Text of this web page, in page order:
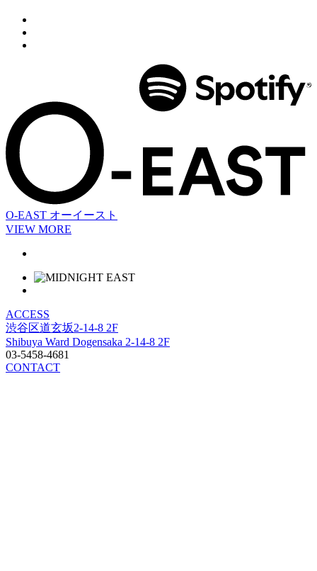
O-EAST オーイースト
VIEW MORE
ACCESS
渋谷区道玄坂2-14-8 2F
Shibuya Ward Dogensaka 2-14-8 2F
03-5458-4681
CONTACT